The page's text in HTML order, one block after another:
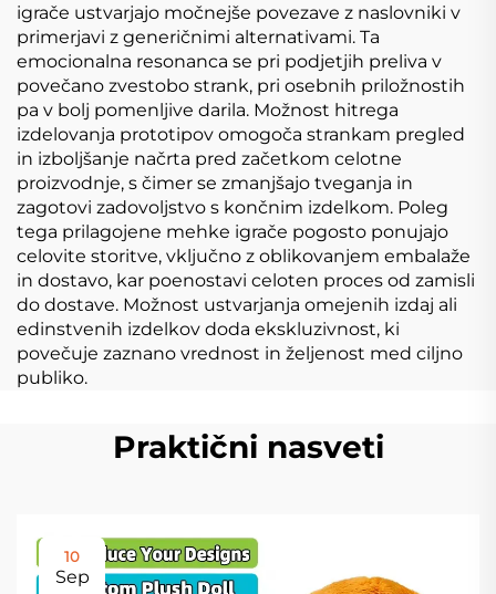
igrače ustvarjajo močnejše povezave z naslovniki v
primerjavi z generičnimi alternativami. Ta
emocionalna resonanca se pri podjetjih preliva v
povečano zvestobo strank, pri osebnih priložnostih
pa v bolj pomenljive darila. Možnost hitrega
izdelovanja prototipov omogoča strankam pregled
in izboljšanje načrta pred začetkom celotne
proizvodnje, s čimer se zmanjšajo tveganja in
zagotovi zadovoljstvo s končnim izdelkom. Poleg
tega prilagojene mehke igrače pogosto ponujajo
celovite storitve, vključno z oblikovanjem embalaže
in dostavo, kar poenostavi celoten proces od zamisli
do dostave. Možnost ustvarjanja omejenih izdaj ali
edinstvenih izdelkov doda ekskluzivnost, ki
povečuje zaznano vrednost in željenost med ciljno
publiko.
Praktični nasveti
10
Sep